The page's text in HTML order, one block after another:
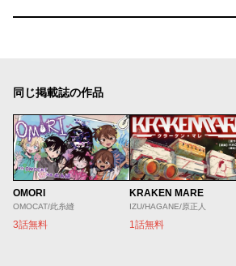
同じ掲載誌の作品
OMORI
OMOCAT/此糸縫
3話無料
KRAKEN MARE
IZU/HAGANE/原正人
1話無料